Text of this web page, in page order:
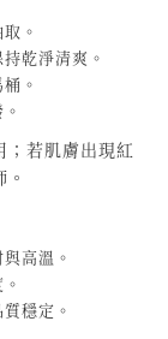
。
乾淨清爽。
。
；若肌膚出現紅
高溫。
穩定。